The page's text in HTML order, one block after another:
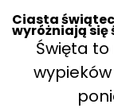
Ciasta
wyróżniają się
Święta